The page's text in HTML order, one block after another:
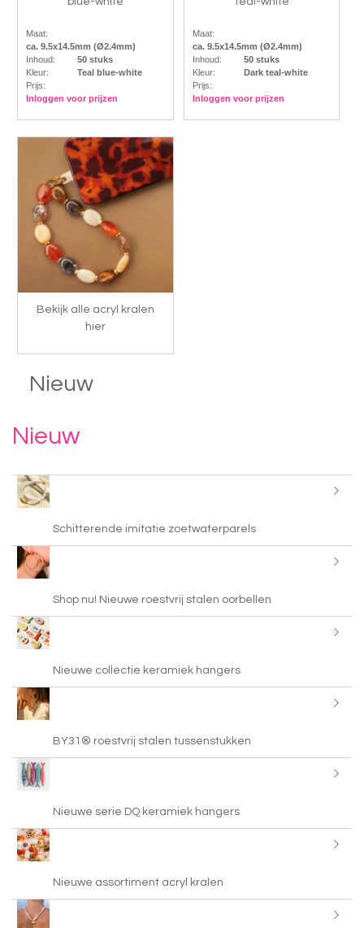
Maat:
ca. 9.5x14.5mm (Ø2.4mm)
Inhoud:
50 stuks
Kleur:
Teal blue-white
Prijs:
Inloggen voor prijzen
Maat:
ca. 9.5x14.5mm (Ø2.4mm)
Inhoud:
50 stuks
Kleur:
Dark teal-white
Prijs:
Inloggen voor prijzen
Bekijk alle acryl kralen
hier
Nieuw
Nieuw
Schitterende imitatie zoetwaterparels
Shop nu! Nieuwe roestvrij stalen oorbellen
Nieuwe collectie keramiek hangers
BY31® roestvrij stalen tussenstukken
Nieuwe serie DQ keramiek hangers
Nieuwe assortiment acryl kralen